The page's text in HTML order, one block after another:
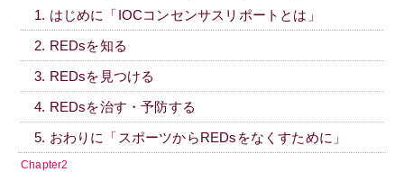
1. はじめに「IOCコンセンサスリポートとは」
2. REDsを知る
3. REDsを見つける
4. REDsを治す・予防する
5. おわりに「スポーツからREDsをなくすために」
Chapter2